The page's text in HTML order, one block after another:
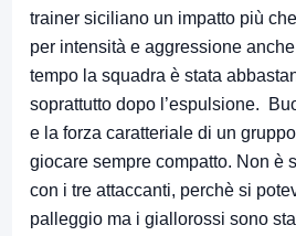
trainer siciliano un impatto più
per intensità e aggressione
tempo la squadra è stata
soprattutto dopo l’espulsione.
e la forza caratteriale di un
giocare sempre compatto. Non è
con i tre attaccanti, perchè si
palleggio ma i giallorossi sono